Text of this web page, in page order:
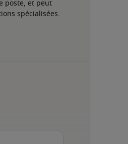
poste, et peut
spécialisées.